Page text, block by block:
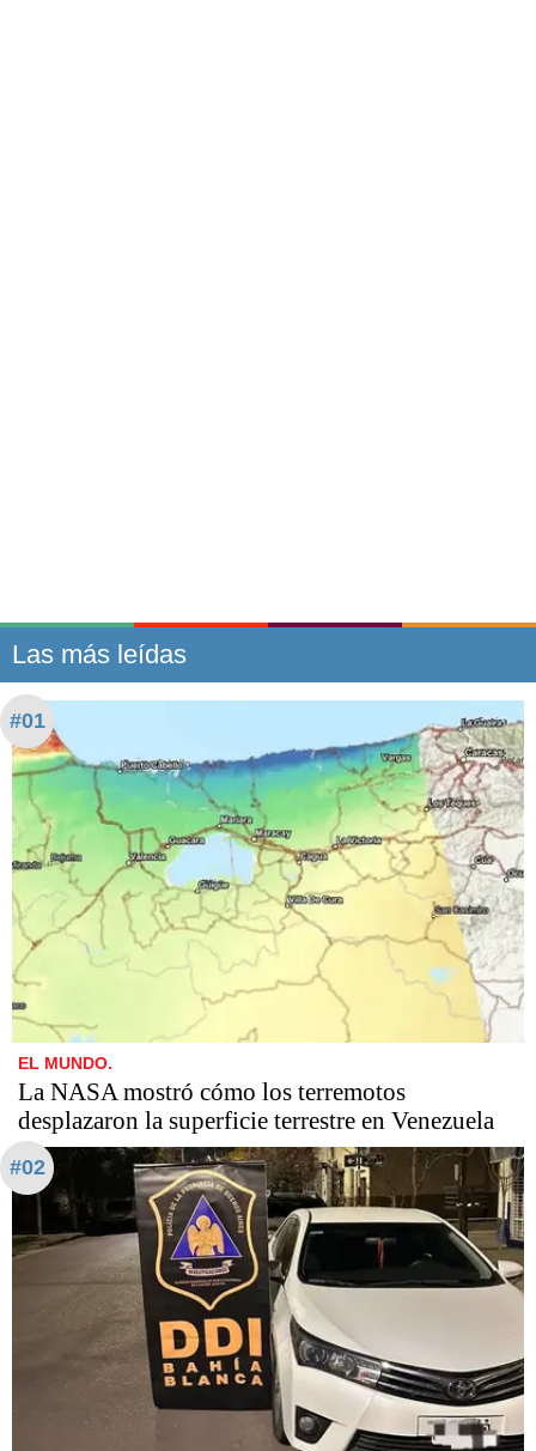
Las más leídas
#01
EL MUNDO.
La NASA mostró cómo los terremotos
desplazaron la superficie terrestre en Venezuela
#02